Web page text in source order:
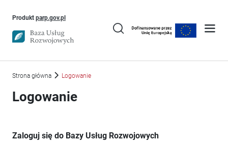
Produkt parp.gov.plUwaga, link otworzy się w nowym oknie
Strona główna Logowanie
Logowanie
Zaloguj się do Bazy Usług Rozwojowych